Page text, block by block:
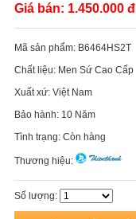
Giá bán: 1.450.000 đ
Mã sản phẩm: B6464HS2T
Chất liệu: Men Sứ Cao Cấp
Xuất xứ: Việt Nam
Bảo hành: 10 Năm
Tình trạng: Còn hàng
Thương hiệu:
Số lượng: